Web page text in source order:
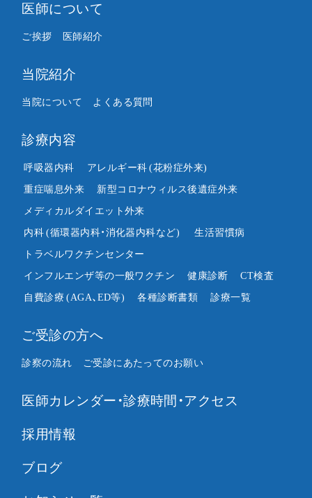
医師について
ご挨拶 医師紹介
当院紹介
当院について よくある質問
診療内容
呼吸器内科 アレルギー科 (花粉症外来)
重症喘息外来
新型コロナウィルス後遺症外来
メディカルダイエット外来
内科 (循環器内科・消化器内科など)
生活習慣病
トラベルワクチンセンター
インフルエンザ等の一般ワクチン
健康診断
CT検査
自費診療 (AGA、ED等) 各種診断書類 診療一覧
ご受診の方へ
診察の流れ ご受診にあたってのお願い
医師カレンダー・診療時間・アクセス
採用情報
ブログ